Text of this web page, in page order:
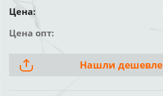
Цена:
Цена опт:
Нашли дешевле